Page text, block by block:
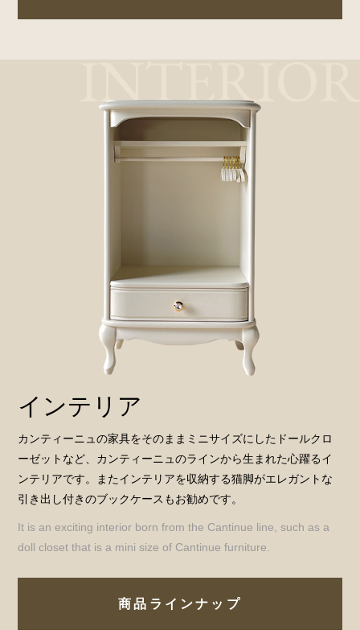
インテリア
カンティーニュの家具をそのままミニサイズにしたドールクロ
ーゼットなど、カンティーニュのラインから生まれた心躍るイ
ンテリアです。またインテリアを収納する猫脚がエレガントな
引き出し付きのブックケースもお勧めです。
It is an exciting interior born from the Cantinue line, such as a
doll closet that is a mini size of Cantinue furniture.
商品ラインナップ
INTERIOR